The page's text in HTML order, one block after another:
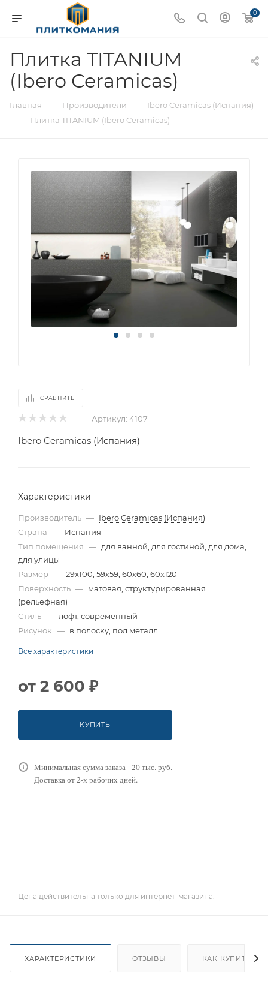
0
Плитка TITANIUM
(Ibero Ceramicas)
Главная — Производители — Ibero Ceramicas (Испания)
— Плитка TITANIUM (Ibero Ceramicas)
СРАВНИТЬ
Артикул: 4107
Ibero Ceramicas (Испания)
Характеристики
Производитель — Ibero Ceramicas (Испания)
Страна — Испания
Тип помещения — для ванной, для гостиной, для дома,
для улицы
Размер — 29x100, 59x59, 60x60, 60x120
Поверхность — матовая, структурированная
(рельефная)
Стиль — лофт, современный
Рисунок — в полоску, под металл
Все характеристики
от 2 600 ₽
КУПИТЬ
Минимальная сумма заказа - 20 тыс. руб.
Доставка от 2-х рабочих дней.
Цена действительна только для интернет-магазина.
ХАРАКТЕРИСТИКИ ОТЗЫВЫ КАК КУПИТЬ